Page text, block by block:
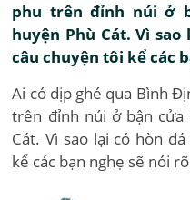
phu trên đỉnh núi ở
huyện Phù Cát. Vì
câu chuyện tôi kể các
Ai có dịp ghé qua Bình
trên đỉnh núi ở bận
Cát. Vì sao lại có hòn
kể các bạn nghẹ sẽ nói